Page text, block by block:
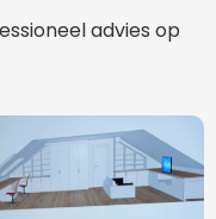
advies op